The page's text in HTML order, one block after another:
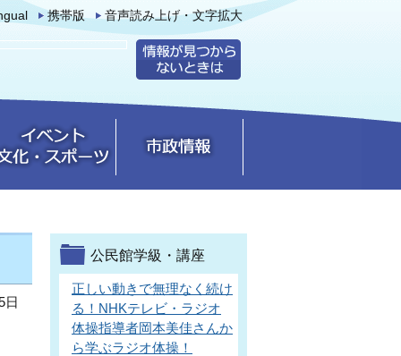
携帯版 音声読み上げ・文字拡大
日
公民館学級・講座
正しい動きで無理なく続け
る！NHKテレビ・ラジオ
体操指導者岡本美佳さんか
ら学ぶラジオ体操！